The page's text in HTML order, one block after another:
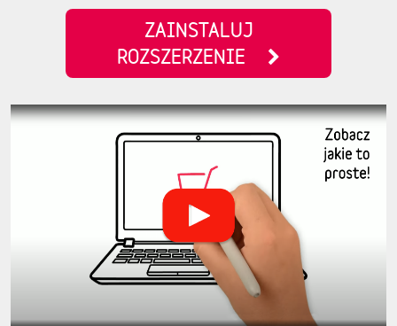
ZAINSTALUJ
ROZSZERZENIE